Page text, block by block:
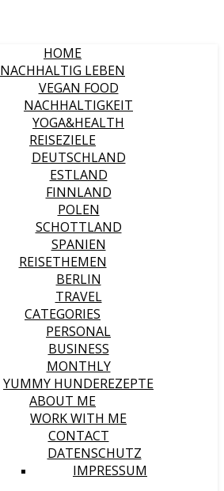
HOME
NACHHALTIG LEBEN
VEGAN FOOD
NACHHALTIGKEIT
YOGA&HEALTH
REISEZIELE
DEUTSCHLAND
ESTLAND
FINNLAND
POLEN
SCHOTTLAND
SPANIEN
REISETHEMEN
BERLIN
TRAVEL
CATEGORIES
PERSONAL
BUSINESS
MONTHLY
YUMMY HUNDEREZEPTE
ABOUT ME
WORK WITH ME
CONTACT
DATENSCHUTZ
IMPRESSUM